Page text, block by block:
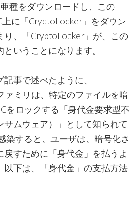
種をダウンロードし、この
上に「CryptoLocker」をダウン
り、「CryptoLocker」が、この
いうことになります。
事で述べたように、
ァミリは、特定のファイルを暗
をロックする「身代金要求型不
サムウェア）」として知られて
染すると、ユーザは、暗号化さ
すために「身代金」を払うよ
以下は、「身代金」の支払方法